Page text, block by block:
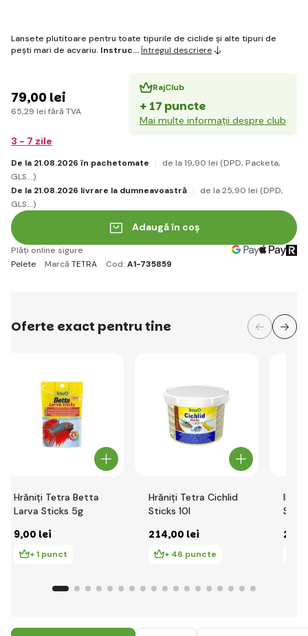
Lansete plutitoare pentru toate tipurile de ciclide și alte tipuri de
pești mari de acvariu. Instruc…Întregul descriere
79,00 lei
65,29 lei fără TVA
RajClub
+ 17 puncte
Mai multe informații despre club
3 - 7 zile
De la 21.08.2026 în pachetomate de la 19,90 lei (DPD, Packeta,
GLS...)
De la 21.08.2026 livrare la dumneavoastră
de la 25,90 lei (DPD,
GLS...)
Adaugă în coș
Plăți online sigure
Pelete
Marcă TETRA Cod: A1-735859
Oferte exact pentru tine
Hrăniți Tetra Betta
Larva Sticks 5g
9,00 lei
+ 1 punct
Hrăniți Tetra Cichlid
Sticks 10l
214,00 lei
+ 46 puncte
23